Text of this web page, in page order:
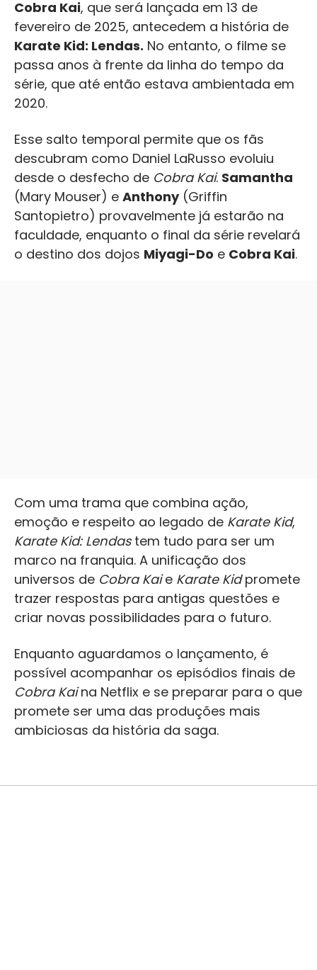
Cobra Kai, que será lançada em 13 de
fevereiro de 2025, antecedem a história de
Karate Kid: Lendas. No entanto, o filme se
passa anos à frente da linha do tempo da
série, que até então estava ambientada em
2020.
Esse salto temporal permite que os fãs
descubram como Daniel LaRusso evoluiu
desde o desfecho de Cobra Kai. Samantha
(Mary Mouser) e Anthony(Griffin
Santopietro) provavelmente já estarão na
faculdade, enquanto o final da série revelará
o destino dos dojos Miyagi-Do e Cobra Kai.
Com uma trama que combina ação,
emoção e respeito ao legado de Karate Kid,
Karate Kid: Lendastem tudo para ser um
marco na franquia. A unificação dos
universos de Cobra Kaie Karate Kidpromete
trazer respostas para antigas questões e
criar novas possibilidades para o futuro.
Enquanto aguardamos o lançamento, é
possível acompanhar os episódios finais de
Cobra Kaina Netflix e se preparar para o que
promete ser uma das produções mais
ambiciosas da história da saga.